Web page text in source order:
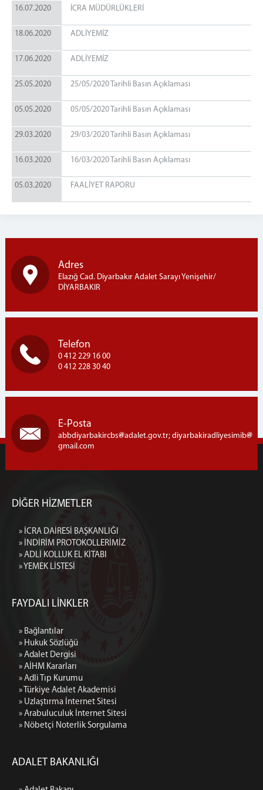
16.07.2020 İCRA MÜDÜRLÜKLERİ
18.06.2020 ADLİYEMİZ
17.06.2020 ADLİYEMİZ
25.05.2020 25/05/2020 Tarihli Basın Açıklaması
05.05.2020 05/05/2020 Tarihli Basın Açıklaması
29.03.2020 29/03/2020 Tarihli Basın Açıklaması
16.03.2020 16/03/2020 Tarihli Basın Açıklaması
05.03.2020 FAALİYET RAPORU
Adres
Elazığ Cad. Diyarbakır Adalet Sarayı Yenişehir/
DİYARBAKIR
Telefon
0 412 229 16 00
0 412 228 30 40
E-Posta
abbdiyarbakircbs
adalet.gov.tr; diyarbakiradliyesimib
gmail.com
DİĞER HİZMETLER
» İCRA DAİRESİ BAŞKANLIĞI
» İNDİRİM PROTOKOLLERİMİZ
» ADLİ KOLLUK EL KİTABI
» YEMEK LİSTESİ
FAYDALI LİNKLER
» Bağlantılar
» Hukuk Sözlüğü
» Adalet Dergisi
» AİHM Kararları
» Adli Tıp Kurumu
» Türkiye Adalet Akademisi
» Uzlaştırma İnternet Sitesi
» Arabuluculuk İnternet Sitesi
» Nöbetçi Noterlik Sorgulama
ADALET BAKANLIĞI